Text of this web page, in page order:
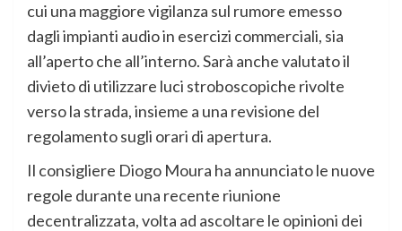
cui una maggiore vigilanza sul rumore emesso
dagli impianti audio in esercizi commerciali, sia
all’aperto che all’interno. Sarà anche valutato il
divieto di utilizzare luci stroboscopiche rivolte
verso la strada, insieme a una revisione del
regolamento sugli orari di apertura.
Il consigliere Diogo Moura ha annunciato le nuove
regole durante una recente riunione
decentralizzata, volta ad ascoltare le opinioni dei